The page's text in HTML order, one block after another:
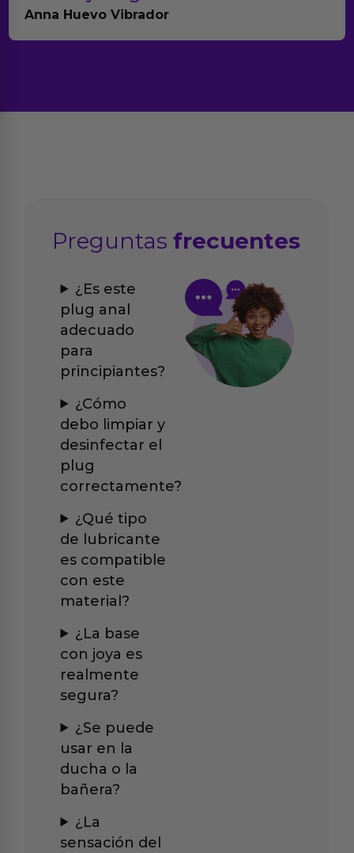
Brightpurple Vibrador y Rotador
Preguntasfrecuentes
¿Es este
plug anal
adecuado
para
principiantes?
¿Cómo
debo limpiar y
desinfectar el
plug
correctamente?
¿Qué tipo
de lubricante
es compatible
con este
material?
¿La base
con joya es
realmente
segura?
¿Se puede
usar en la
ducha o la
bañera?
¿La
sensación del